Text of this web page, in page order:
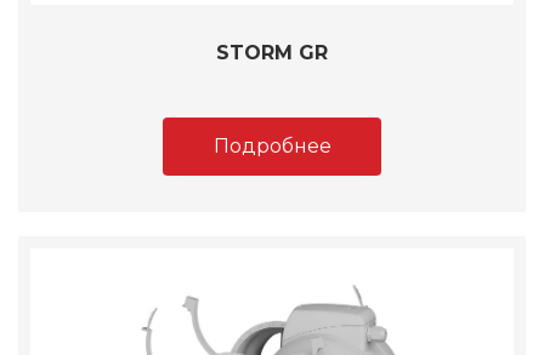
STORM GR
Подробнее